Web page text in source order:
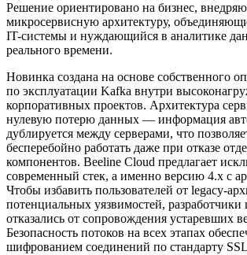
Решение ориентировано на бизнес,
микросервисную архитектуру,
IT-системы и нуждающийся в аналитике
реального времени.
Новинка создана на основе собственного
по эксплуатации Kafka внутри
корпоративных проектов. Архитектура
нулевую потерю данных — информация
дублируется между серверами, что
бесперебойно работать даже при отказе
компонентов. Beeline Cloud предлагает
современный стек, а именно версию 4.x с
Чтобы избавить пользователей от legacy-
потенциальных уязвимостей, разработчики
отказались от сопровождения устаревших
Безопасность потоков на всех этапах
шифрованием соединений по стандарту